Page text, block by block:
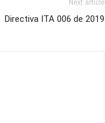
Next article
Directiva ITA 006 de 2019